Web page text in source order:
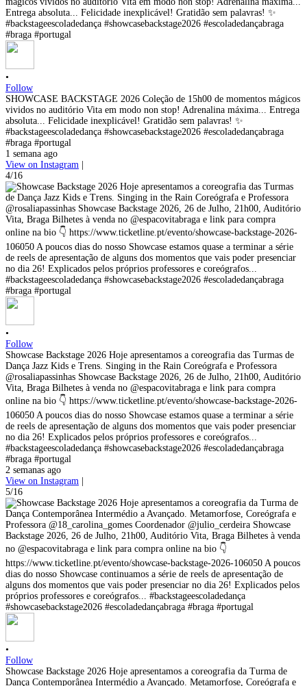
•
Follow
SHOWCASE BACKSTAGE 2026 Coleção de 15h00 de momentos mágicos
vividos no auditório Vita em modo non stop! Adrenalina máxima... Entrega
absoluta... Felicidade inexplicável! Gratidão sem palavras! ✨
#backstageescoladedança #showcasebackstage2026 #escoladedançabraga
#braga #portugal
1 semana ago
View on Instagram
4/16
•
Follow
Showcase Backstage 2026 Hoje apresentamos a coreografia das Turmas de
Dança Jazz Kids e Trens. Singing in the Rain Coreógrafa e Professora
@rosaliapassinhas Showcase Backstage 2026, 26 de Julho, 21h00, Auditório
Vita, Braga Bilhetes à venda no @espacovitabraga e link para compra
online na bio 👇 https://www.ticketline.pt/evento/showcase-backstage-2026-
106050 A poucos dias do nosso Showcase estamos quase a terminar a série
de reels de apresentação de alguns dos momentos que vais poder presenciar
no dia 26! Explicados pelos próprios professores e coreógrafos...
#backstageescoladedança #showcasebackstage2026 #escoladedançabraga
#braga #portugal
2 semanas ago
View on Instagram
5/16
•
Follow
Showcase Backstage 2026 Hoje apresentamos a coreografia da Turma de
Dança Contemporânea Intermédio a Avançado. Metamorfose, Coreógrafa e